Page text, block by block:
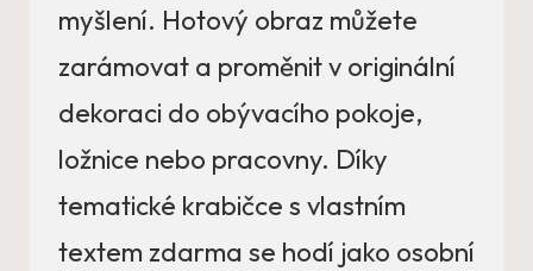
myšlení. Hotový obraz můžete
zarámovat a proměnit v originální
dekoraci do obývacího pokoje,
ložnice nebo pracovny. Díky
tematické krabičce s vlastním
textem zdarma se hodí jako osobní